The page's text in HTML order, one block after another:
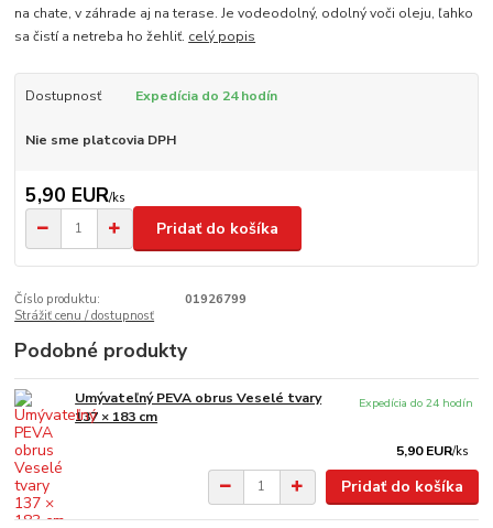
na chate, v záhrade aj na terase. Je vodeodolný, odolný voči oleju, ľahko
sa čistí a netreba ho žehliť. celý popis
Dostupnosť Expedícia do 24 hodín
Nie sme platcovia DPH
5,90 EUR/ks
Pridať do košíka
Číslo produktu:
01926799
Strážiť cenu / dostupnosť
Podobné produkty
Umývateľný PEVA obrus Veselé tvary
137 × 183 cm
5,90 EUR/ks
Expedícia do 24 hodín
Pridať do košíka